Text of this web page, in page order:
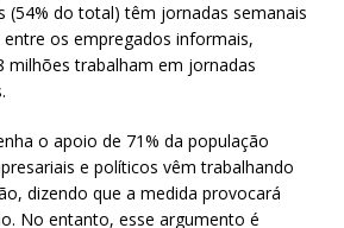
(54% do total) têm jornadas semanais
entre os empregados informais,
milhões trabalham em jornadas
o apoio de 71% da população
e políticos vêm trabalhando
dizendo que a medida provocará
No entanto, esse argumento é